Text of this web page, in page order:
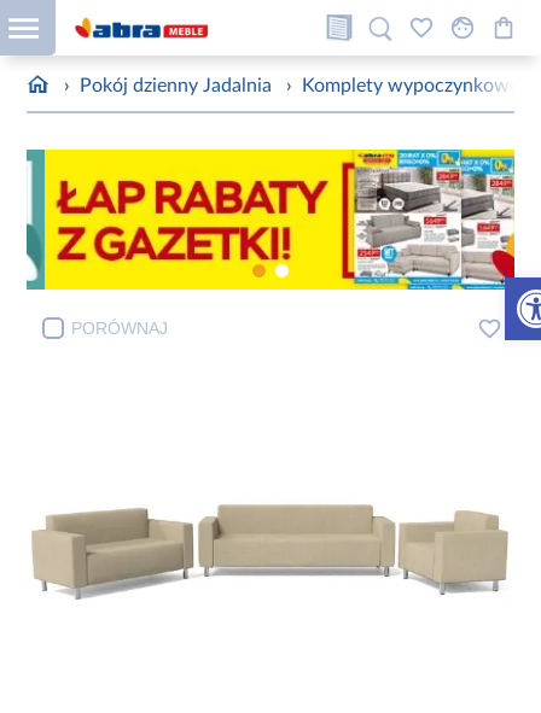
› Pokój dzienny Jadalnia › Komplety wypoczynkowe
PORÓWNAJ